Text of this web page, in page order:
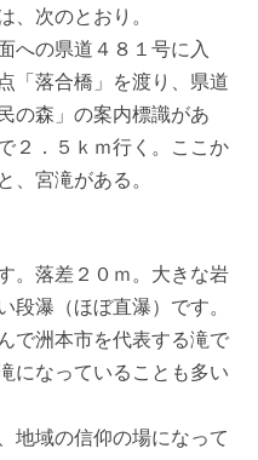
、次のとおり。
への県道４８１号に入
「落合橋」を渡り、県道
の森」の案内標識があ
２．５ｋｍ行く。ここか
、宮滝がある。
。落差２０ｍ。大きな岩
瀑（ほぼ直瀑）です。
で洲本市を代表する滝で
になっていることも多い
地域の信仰の場になって